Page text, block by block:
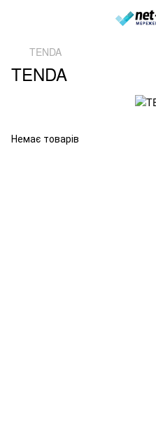
TENDA
TENDA
Немає товарів